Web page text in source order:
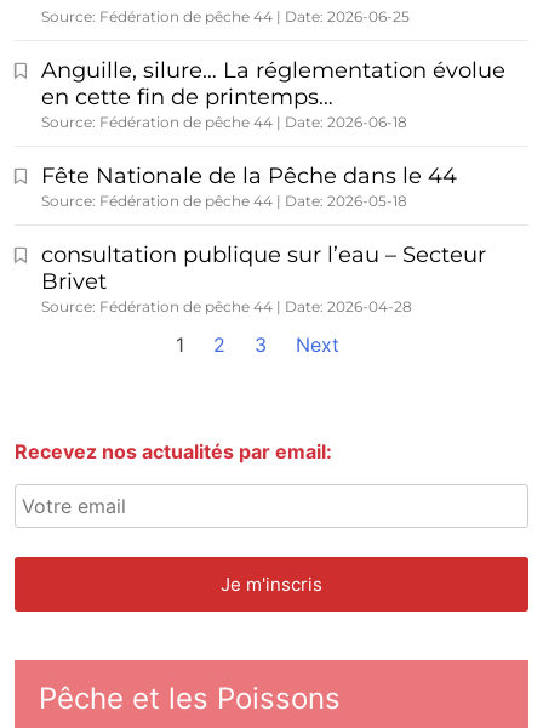
Source: Fédération de pêche 44 Date: 2026-06-25
Anguille, silure… La réglementation évolue
en cette fin de printemps…
Source: Fédération de pêche 44 Date: 2026-06-18
Fête Nationale de la Pêche dans le 44
Source: Fédération de pêche 44 Date: 2026-05-18
consultation publique sur l’eau – Secteur
Brivet
Source: Fédération de pêche 44 Date: 2026-04-28
1 2 3 Next
Recevez nos actualités par email:
Pêche et les Poissons